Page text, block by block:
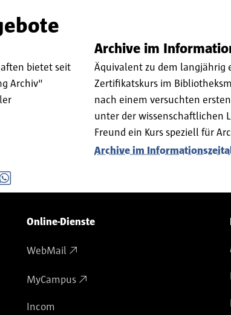
bietet seit
Archiv"
Archive im
Äquivalent zu dem langjährig
Zertifikatskurs im
nach einem versuchten
unter der wissenschaftlichen
Freund ein Kurs speziell für
Archive im
Online-Dienste
WebMail
MyCampus
Incom